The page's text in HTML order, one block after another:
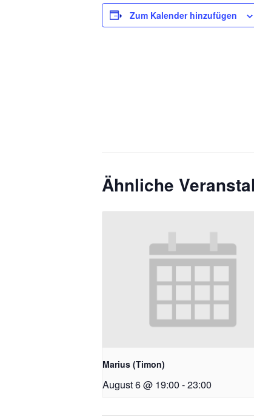
Zum Kalender hinzufügen
Ähnliche
Marius (Timon)
August 6 @ 19:00-23:00